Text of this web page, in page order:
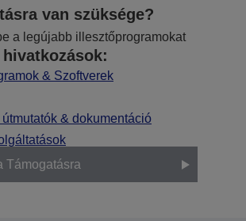
van szüksége?
a legújabb illesztőprogramokat
& Szoftverek
& dokumentáció
Támogatásra